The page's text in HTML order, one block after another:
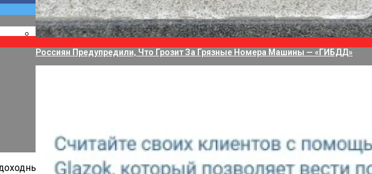
Россиян Предупредили, Что Грозит За Грязные Номера Машины — «ГИБДД»